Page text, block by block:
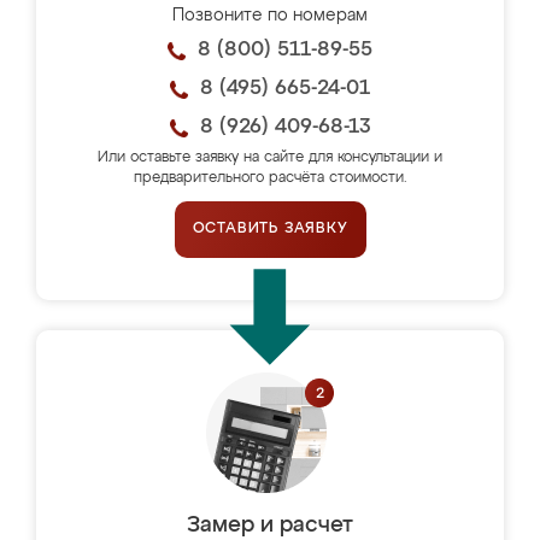
Позвоните по номерам
8 (800) 511-89-55
8 (495) 665-24-01
8 (926) 409-68-13
Или оставьте заявку на сайте для консультации и
предварительного расчёта стоимости.
ОСТАВИТЬ ЗАЯВКУ
Замер и расчет